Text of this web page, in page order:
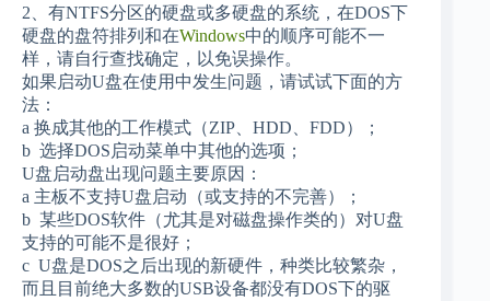
2、有NTFS分区的硬盘或多硬盘的系统，在DOS下
硬盘的盘符排列和在Windows中的顺序可能不一
样，请自行查找确定，以免误操作。
如果启动U盘在使用中发生问题，请试试下面的方
法：
a 换成其他的工作模式（ZIP、HDD、FDD）；
b 选择DOS启动菜单中其他的选项；
U盘启动盘出现问题主要原因：
a 主板不支持U盘启动（或支持的不完善）；
b 某些DOS软件（尤其是对磁盘操作类的）对U盘
支持的可能不是很好；
c U盘是DOS之后出现的新硬件，种类比较繁杂，
而且目前绝大多数的USB设备都没有DOS下的驱